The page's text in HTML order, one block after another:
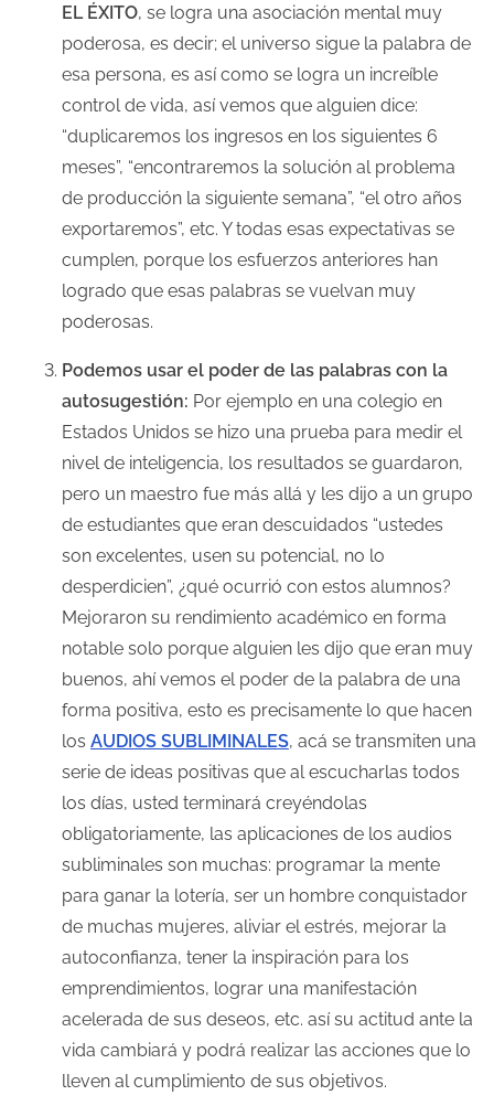
EL ÉXITO, se logra una asociación mental muy
poderosa, es decir; el universo sigue la palabra de
esa persona, es así como se logra un increíble
control de vida, así vemos que alguien dice:
“duplicaremos los ingresos en los siguientes 6
meses”, “encontraremos la solución al problema
de producción la siguiente semana”, “el otro años
exportaremos”, etc. Y todas esas expectativas se
cumplen, porque los esfuerzos anteriores han
logrado que esas palabras se vuelvan muy
poderosas.
Podemos usar el poder de las palabras con la
autosugestión: Por ejemplo en una colegio en
Estados Unidos se hizo una prueba para medir el
nivel de inteligencia, los resultados se guardaron,
pero un maestro fue más allá y les dijo a un grupo
de estudiantes que eran descuidados “ustedes
son excelentes, usen su potencial, no lo
desperdicien”, ¿qué ocurrió con estos alumnos?
Mejoraron su rendimiento académico en forma
notable solo porque alguien les dijo que eran muy
buenos, ahí vemos el poder de la palabra de una
forma positiva, esto es precisamente lo que hacen
los AUDIOS SUBLIMINALES, acá se transmiten una
serie de ideas positivas que al escucharlas todos
los días, usted terminará creyéndolas
obligatoriamente, las aplicaciones de los audios
subliminales son muchas: programar la mente
para ganar la lotería, ser un hombre conquistador
de muchas mujeres, aliviar el estrés, mejorar la
autoconfianza, tener la inspiración para los
emprendimientos, lograr una manifestación
acelerada de sus deseos, etc. así su actitud ante la
vida cambiará y podrá realizar las acciones que lo
lleven al cumplimiento de sus objetivos.